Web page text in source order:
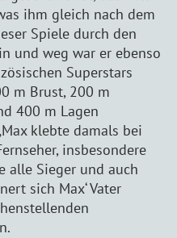
ihm gleich nach dem
Spiele durch den
und weg war er ebenso
Superstars
m Brust, 200 m
400 m Lagen
klebte damals bei
insbesondere
alle Sieger und auch
sich Max‘ Vater